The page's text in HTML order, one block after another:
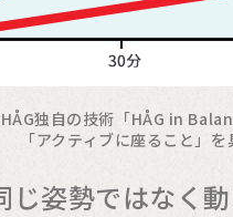
独自の技術「HÅG in
「アクティブに座ること」を
じ姿勢ではなく